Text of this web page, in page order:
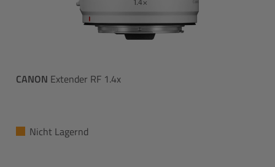
CANON Extender RF 1.4x
Nicht Lagernd